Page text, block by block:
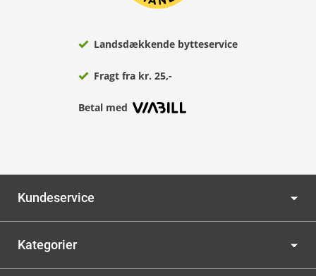
Landsdækkende bytteservice
Fragt fra kr. 25,-
Betal med
Kundeservice
Kategorier